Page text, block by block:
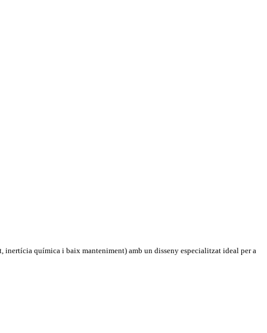
inertícia química i baix manteniment) amb un disseny especialitzat ideal per a